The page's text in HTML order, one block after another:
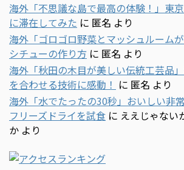
海外「不思議な島で最高の体験！」東
に滞在してみた に 匿名 より
海外「ゴロゴロ野菜とマッシュルーム
シチューの作り方 に 匿名 より
海外「秋田の木目が美しい伝統工芸品
を合わせる技術に感動！ に 匿名 より
海外「水でたったの30秒」おいしい非
フリーズドライを試食 に ええじゃな
か より